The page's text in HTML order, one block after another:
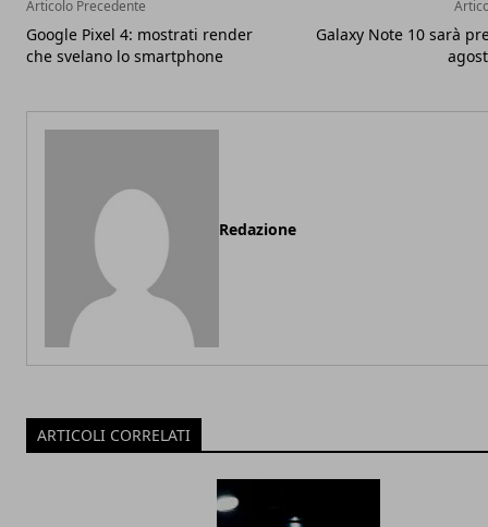
Articolo Precedente
Google Pixel 4: mostrati render
che svelano lo smartphone
Galaxy Note 10 sarà
Redazione
ARTICOLI CORRELATI